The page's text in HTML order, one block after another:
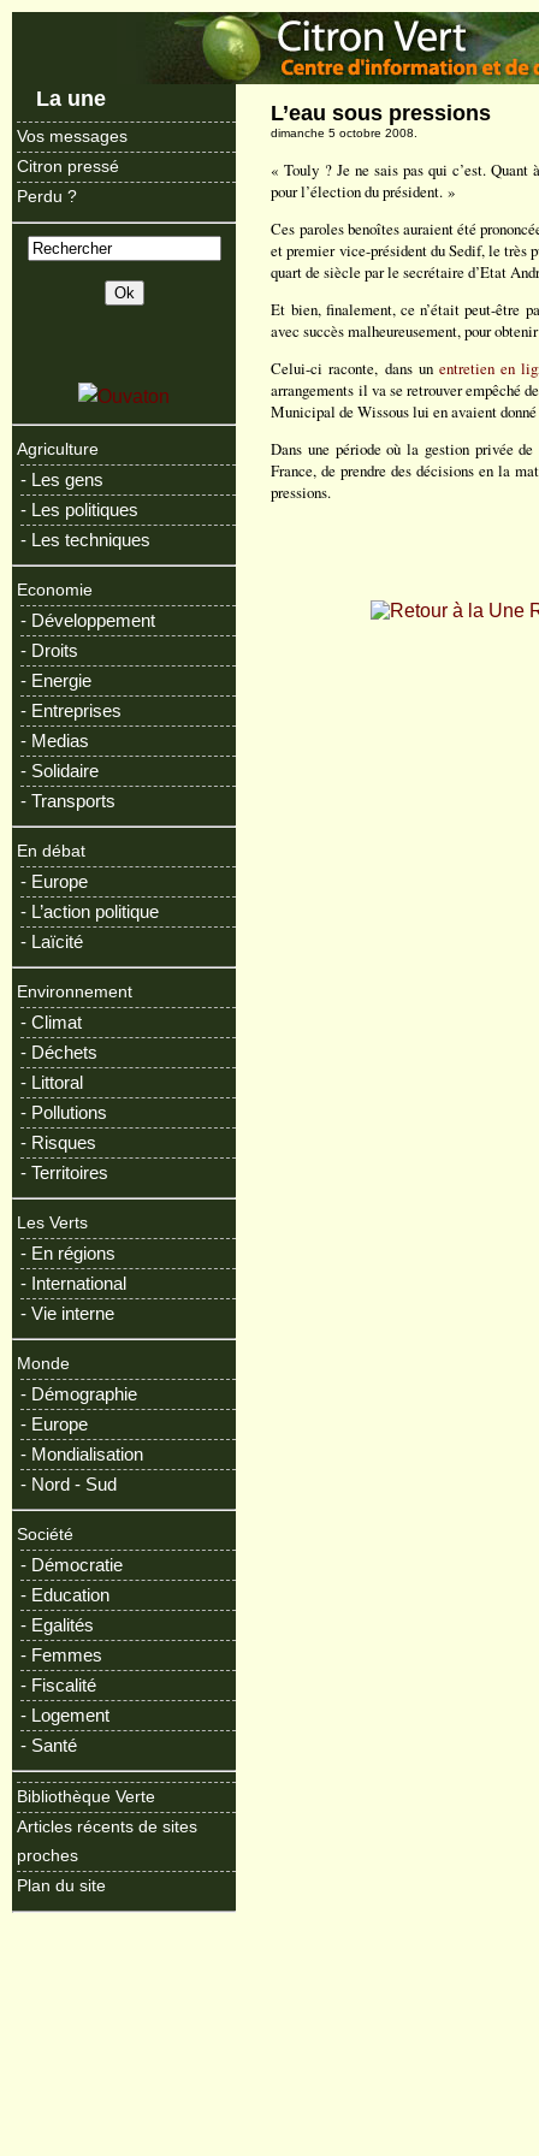
La une
Vos messages
Citron pressé
Perdu ?
Agriculture
- Les gens
- Les politiques
- Les techniques
Economie
- Développement
- Droits
- Energie
- Entreprises
- Medias
- Solidaire
- Transports
En débat
- Europe
- L’action politique
- Laïcité
Environnement
- Climat
- Déchets
- Littoral
- Pollutions
- Risques
- Territoires
Les Verts
- En régions
- International
- Vie interne
Monde
- Démographie
- Europe
- Mondialisation
- Nord - Sud
Société
- Démocratie
- Education
- Egalités
- Femmes
- Fiscalité
- Logement
- Santé
Bibliothèque Verte
Articles récents de sites
proches
Plan du site
L’eau sous pressions
dimanche 5 octobre 2008.
« Touly ? Je ne sais pas qui c’est.
pour l’élection du président. »
Ces paroles benoîtes auraient été
et premier vice-président du Sedif, le très
quart de siècle par le secrétaire d’Etat
Et bien, finalement, ce n’était peut-être
avec succès malheureusement, pour
Celui-ci raconte, dans un entretien en
arrangements il va se retrouver empêché
Municipal de Wissous lui en avaient
Dans une période où la gestion privée
France, de prendre des décisions en la
pressions.